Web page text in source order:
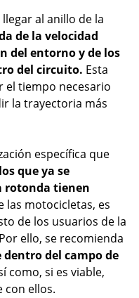
al anillo de la
de la velocidad
del entorno y de los
del circuito. Esta
el tiempo necesario
la trayectoria más
específica que
que ya se
rotonda tienen
las motocicletas, es
de los usuarios de la
ello, se recomienda
del campo de
como, si es viable,
con ellos.